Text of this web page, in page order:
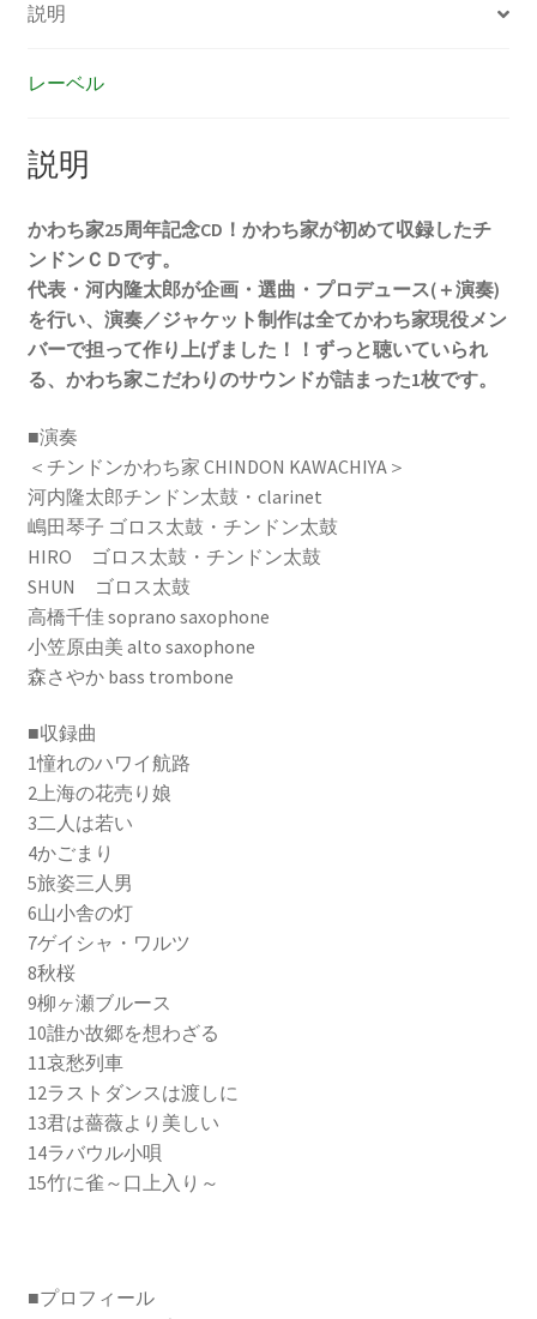
ン
繁
個
説明
レーベル
説明
かわち家25周年記念CD！ かわち家が初めて収録したチ
ンドンＣＤです。
代表・河内隆太郎が企画・選曲・プロデュース(＋演奏)
を行い、演奏／ジャケット制作は全てかわち家現役メン
バーで担って作り上げました！！ ずっと聴いていられ
る、かわち家こだわりのサウンドが詰まった1枚です。
■演奏
＜チンドンかわち家 CHINDON KAWACHIYA＞
河内隆太郎チンドン太鼓・clarinet
嶋田琴子 ゴロス太鼓・チンドン太鼓
HIRO ゴロス太鼓・チンドン太鼓
SHUN ゴロス太鼓
高橋千佳 soprano saxophone
小笠原由美 alto saxophone
森さやか bass trombone
■収録曲
1憧れのハワイ航路
2上海の花売り娘
3二人は若い
4かごまり
5旅姿三人男
6山小舎の灯
7ゲイシャ・ワルツ
8秋桜
9柳ヶ瀬ブルース
10誰か故郷を想わざる
11哀愁列車
12ラストダンスは渡しに
13君は薔薇より美しい
14ラバウル小唄
15竹に雀～口上入り～
■プロフィール